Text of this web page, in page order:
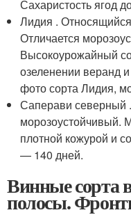
Сахаристость ягод
Лидия .
Отличается
Высокоурожайный
озеленении веранд
фото сорта Лидия,
Саперави северный
морозоустойчивый.
плотной кожурой и
— 140 дней.
Винные сорта
полосы.